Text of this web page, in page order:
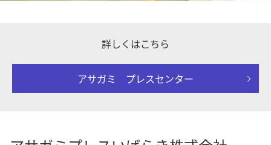
詳しくはこちら
アサガミ プレスセンター